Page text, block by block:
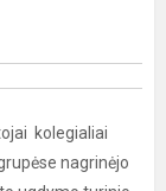
kolegialiai
nagrinėjo